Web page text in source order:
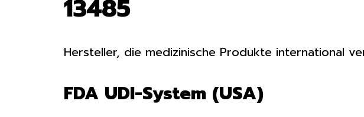
13485
Hersteller, die medizinische Produkte international
FDA UDI-System (USA)